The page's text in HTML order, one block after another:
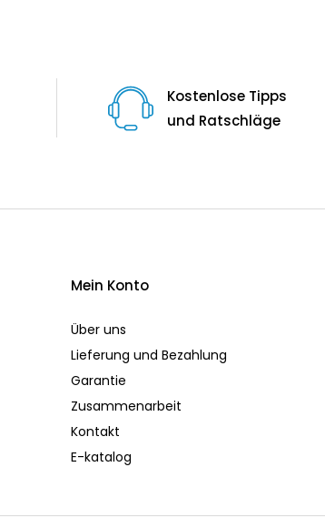
Kostenlose Tipps
und Ratschläge
Mein Konto
Über uns
Lieferung und Bezahlung
Garantie
Zusammenarbeit
Kontakt
E-katalog